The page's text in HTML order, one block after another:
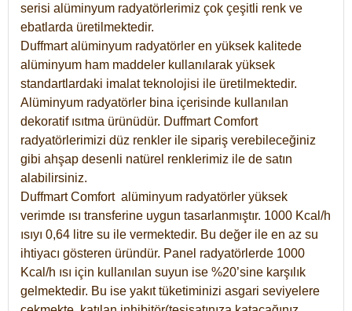
serisi alüminyum radyatörlerimiz çok çeşitli renk ve
ebatlarda üretilmektedir.
Duffmart alüminyum radyatörler en yüksek kalitede
alüminyum ham maddeler kullanılarak yüksek
standartlardaki imalat teknolojisi ile üretilmektedir.
Alüminyum radyatörler bina içerisinde kullanılan
dekoratif ısıtma ürünüdür. Duffmart Comfort
radyatörlerimizi düz renkler ile sipariş verebileceğiniz
gibi ahşap desenli natürel renklerimiz ile de satın
alabilirsiniz.
Duffmart Comfort alüminyum radyatörler yüksek
verimde ısı transferine uygun tasarlanmıştır. 1000 Kcal/h
ısıyı 0,64 litre su ile vermektedir. Bu değer ile en az su
ihtiyacı gösteren üründür. Panel radyatörlerde 1000
Kcal/h ısı için kullanılan suyun ise %20’sine karşılık
gelmektedir. Bu ise yakıt tüketiminizi asgari seviyelere